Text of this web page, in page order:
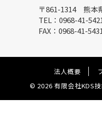
〒861-1314 熊本
TEL：0968-41-
FAX：0968-41-5431
法人概要
© 2026 有限会社KDS